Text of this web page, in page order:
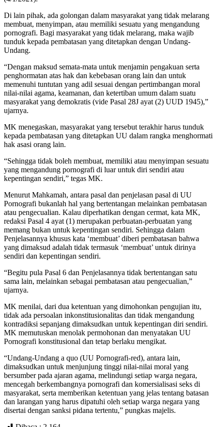
Di lain pihak, ada golongan dalam masyarakat yang tidak melarang
membuat, menyimpan, atau memiliki sesuatu yang mengandung
pornografi. Bagi masyarakat yang tidak melarang, maka wajib
tunduk kepada pembatasan yang ditetapkan dengan Undang-
Undang.
“Dengan maksud semata-mata untuk menjamin pengakuan serta
penghormatan atas hak dan kebebasan orang lain dan untuk
memenuhi tuntutan yang adil sesuai dengan pertimbangan moral
nilai-nilai agama, keamanan, dan ketertiban umum dalam suatu
masyarakat yang demokratis (vide Pasal 28J ayat (2) UUD 1945),”
ujarnya.
MK menegaskan, masyarakat yang tersebut terakhir harus tunduk
kepada pembatasan yang ditetapkan UU dalam rangka menghormati
hak asasi orang lain.
“Sehingga tidak boleh membuat, memiliki atau menyimpan sesuatu
yang mengandung pornografi di luar untuk diri sendiri atau
kepentingan sendiri,” tegas MK.
Menurut Mahkamah, antara pasal dan penjelasan pasal di UU
Pornografi bukanlah hal yang bertentangan melainkan pembatasan
atau pengecualian. Kalau diperhatikan dengan cermat, kata MK,
redaksi Pasal 4 ayat (1) merupakan perbuatan-perbuatan yang
memang bukan untuk kepentingan sendiri. Sehingga dalam
Penjelasannya khusus kata ‘membuat’ diberi pembatasan bahwa
yang dimaksud adalah tidak termasuk ‘membuat’ untuk dirinya
sendiri dan kepentingan sendiri.
“Begitu pula Pasal 6 dan Penjelasannya tidak bertentangan satu
sama lain, melainkan sebagai pembatasan atau pengecualian,”
ujarnya.
MK menilai, dari dua ketentuan yang dimohonkan pengujian itu,
tidak ada persoalan inkonstitusionalitas dan tidak mengandung
kontradiksi sepanjang dimaksudkan untuk kepentingan diri sendiri.
MK memutuskan menolak permohonan dan menyatakan UU
Pornografi konstitusional dan tetap berlaku mengikat.
“Undang-Undang a quo (UU Pornografi-red), antara lain,
dimaksudkan untuk menjunjung tinggi nilai-nilai moral yang
bersumber pada ajaran agama, melindungi setiap warga negara,
mencegah berkembangnya pornografi dan komersialisasi seks di
masyarakat, serta memberikan ketentuan yang jelas tentang batasan
dan larangan yang harus dipatuhi oleh setiap warga negara yang
disertai dengan sanksi pidana tertentu,” pungkas majelis.